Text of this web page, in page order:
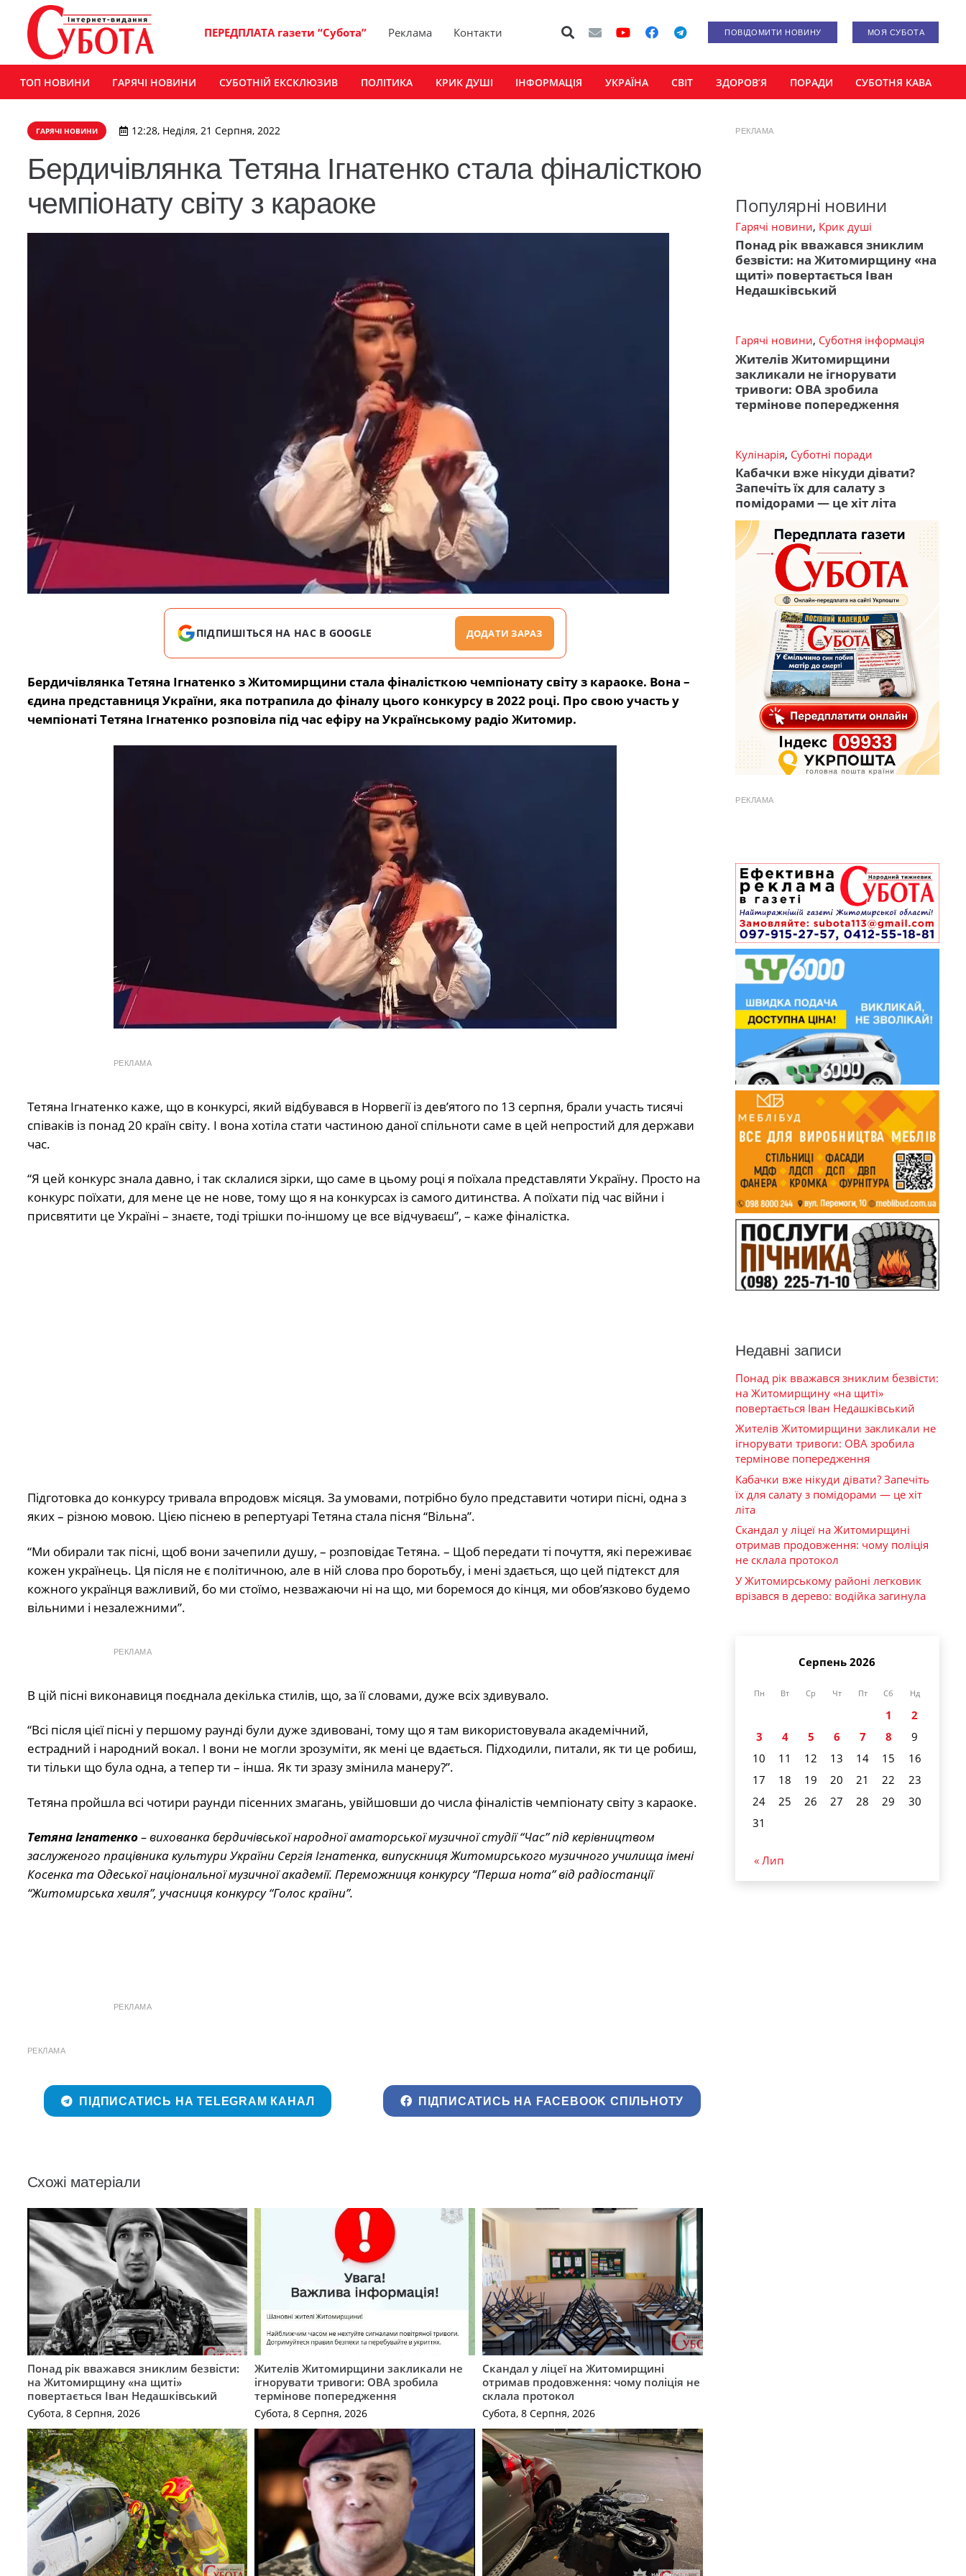
ПЕРЕДПЛАТА газети “Субота” Реклама Контакти ПОВІДОМИТИ НОВИНУ МОЯ СУБОТА
ТОП НОВИНИ ГАРЯЧІ НОВИНИ СУБОТНІЙ ЕКСКЛЮЗИВ ПОЛІТИКА КРИК ДУШІ ІНФОРМАЦІЯ УКРАЇНА СВІТ ЗДОРОВ’Я ПОРАДИ СУБОТНЯ КАВА
ГАРЯЧІ НОВИНИ 12:28, Неділя, 21 Серпня, 2022
Бердичівлянка Тетяна Ігнатенко стала фіналісткою
чемпіонату світу з караоке
ПІДПИШІТЬСЯ НА НАС В GOOGLE ДОДАТИ ЗАРАЗ
Бердичівлянка Тетяна Ігнатенко з Житомирщини стала фіналісткою чемпіонату світу з караоке. Вона –
єдина представниця України, яка потрапила до фіналу цього конкурсу в 2022 році. Про свою участь у
чемпіонаті Тетяна Ігнатенко розповіла під час ефіру на Українському радіо Житомир.
РЕКЛАМА
Тетяна Ігнатенко каже, що в конкурсі, який відбувався в Норвегії із дев’ятого по 13 серпня, брали участь тисячі
співаків із понад 20 країн світу. І вона хотіла стати частиною даної спільноти саме в цей непростий для держави
час.
“Я цей конкурс знала давно, і так склалися зірки, що саме в цьому році я поїхала представляти Україну. Просто на
конкурс поїхати, для мене це не нове, тому що я на конкурсах із самого дитинства. А поїхати під час війни і
присвятити це Україні – знаєте, тоді трішки по-іншому це все відчуваєш”, – каже фіналістка.
Підготовка до конкурсу тривала впродовж місяця. За умовами, потрібно було представити чотири пісні, одна з
яких – різною мовою. Цією піснею в репертуарі Тетяна стала пісня “Вільна”.
“Ми обирали так пісні, щоб вони зачепили душу, – розповідає Тетяна. – Щоб передати ті почуття, які переживає
кожен українець. Ця після не є політичною, але в ній слова про боротьбу, і мені здається, що цей підтекст для
кожного українця важливий, бо ми стоїмо, незважаючи ні на що, ми боремося до кінця, ми обов’язково будемо
вільними і незалежними”.
РЕКЛАМА
В цій пісні виконавиця поєднала декілька стилів, що, за її словами, дуже всіх здивувало.
“Всі після цієї пісні у першому раунді були дуже здивовані, тому що я там використовувала академічний,
естрадний і народний вокал. І вони не могли зрозуміти, як мені це вдається. Підходили, питали, як ти це робиш,
ти тільки що була одна, а тепер ти – інша. Як ти зразу змінила манеру?”.
Тетяна пройшла всі чотири раунди пісенних змагань, увійшовши до числа фіналістів чемпіонату світу з караоке.
Тетяна Ігнатенко– вихованка бердичівської народної аматорської музичної студії “Час” під керівництвом
заслуженого працівника культури України Сергія Ігнатенка, випускниця Житомирського музичного училища імені
Косенка та Одеської національної музичної академії. Переможниця конкурсу “Перша нота” від радіостанції
“Житомирська хвиля”, учасниця конкурсу “Голос країни”.
РЕКЛАМА
РЕКЛАМА
ПІДПИСАТИСЬ НА TELEGRAM КАНАЛ ПІДПИСАТИСЬ НА FACEBOOK СПІЛЬНОТУ
Схожі матеріали
Понад рік вважався зниклим безвісти:
на Житомирщину «на щиті»
повертається Іван Недашківський
Субота, 8 Серпня, 2026
Жителів Житомирщини закликали не
ігнорувати тривоги: ОВА зробила
термінове попередження
Субота, 8 Серпня, 2026
Скандал у ліцеї на Житомирщині
отримав продовження: чому поліція не
склала протокол
Субота, 8 Серпня, 2026
РЕКЛАМА
Популярні новини
Гарячі новини, Крик душі
Понад рік вважався зниклим
безвісти: на Житомирщину «на
щиті» повертається Іван
Недашківський
Гарячі новини, Суботня інформація
Жителів Житомирщини
закликали не ігнорувати
тривоги: ОВА зробила
термінове попередження
Кулінарія, Суботні поради
Кабачки вже нікуди дівати?
Запечіть їх для салату з
помідорами — це хіт літа
РЕКЛАМА
Недавні записи
Понад рік вважався зниклим безвісти:
на Житомирщину «на щиті»
повертається Іван Недашківський
Жителів Житомирщини закликали не
ігнорувати тривоги: ОВА зробила
термінове попередження
Кабачки вже нікуди дівати? Запечіть
їх для салату з помідорами — це хіт
літа
Скандал у ліцеї на Житомирщині
отримав продовження: чому поліція
не склала протокол
У Житомирському районі легковик
врізався в дерево: водійка загинула
Серпень 2026
Пн Вт Ср Чт Пт Сб Нд
1
2
3
4 5 6 7 8
9
10
11 12 13 14 15
16
17
18 19 20 21 22
23
24
25 26 27 28 29
30
31
« Лип